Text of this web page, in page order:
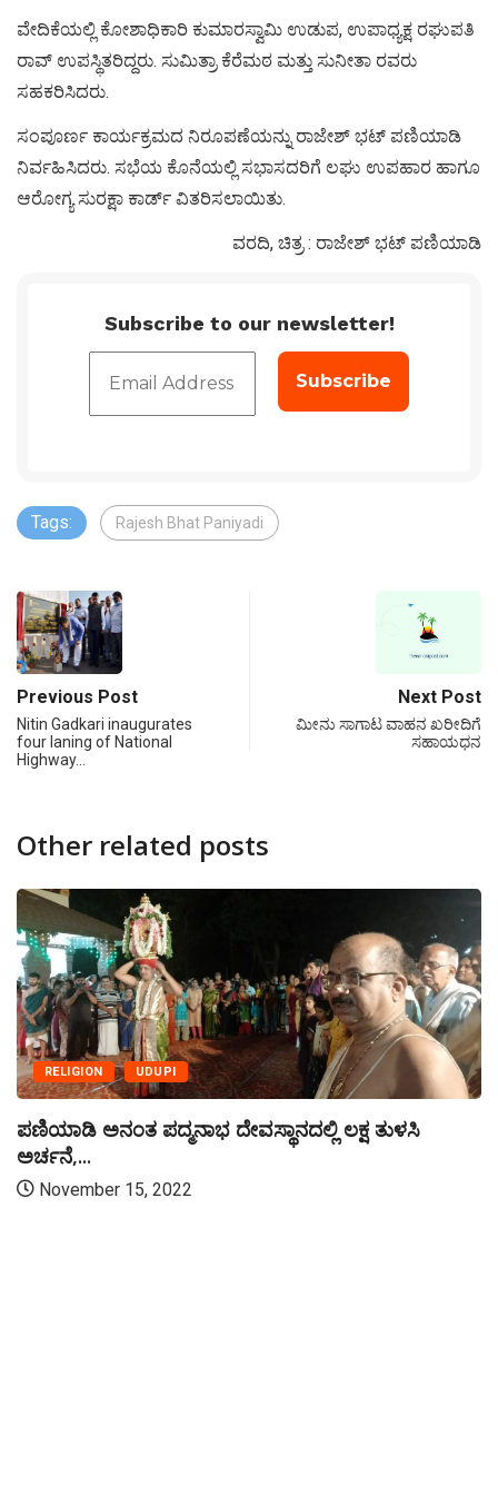
ವೇದಿಕೆಯಲ್ಲಿ ಕೋಶಾಧಿಕಾರಿ ಕುಮಾರಸ್ವಾಮಿ ಉಡುಪ, ಉಪಾಧ್ಯಕ್ಷ ರಘುಪತಿ
ರಾವ್ ಉಪಸ್ಥಿತರಿದ್ದರು. ಸುಮಿತ್ರಾ ಕೆರೆಮಠ ಮತ್ತು ಸುನೀತಾ ರವರು
ಸಹಕರಿಸಿದರು.
ಸಂಪೂರ್ಣ ಕಾರ್ಯಕ್ರಮದ ನಿರೂಪಣೆಯನ್ನು ರಾಜೇಶ್ ಭಟ್ ಪಣಿಯಾಡಿ
ನಿರ್ವಹಿಸಿದರು. ಸಭೆಯ ಕೊನೆಯಲ್ಲಿ ಸಭಾಸದರಿಗೆ ಲಘು ಉಪಹಾರ ಹಾಗೂ
ಆರೋಗ್ಯ ಸುರಕ್ಷಾ ಕಾರ್ಡ್ ವಿತರಿಸಲಾಯಿತು.
ವರದಿ, ಚಿತ್ರ : ರಾಜೇಶ್ ಭಟ್ ಪಣಿಯಾಡಿ
Subscribe to our newsletter!
Tags: Rajesh Bhat Paniyadi
Previous Post
Nitin Gadkari inaugurates
four laning of National
Highway…
Next Post
ಮೀನು ಸಾಗಾಟ ವಾಹನ ಖರೀದಿಗೆ
ಸಹಾಯಧನ
Other related posts